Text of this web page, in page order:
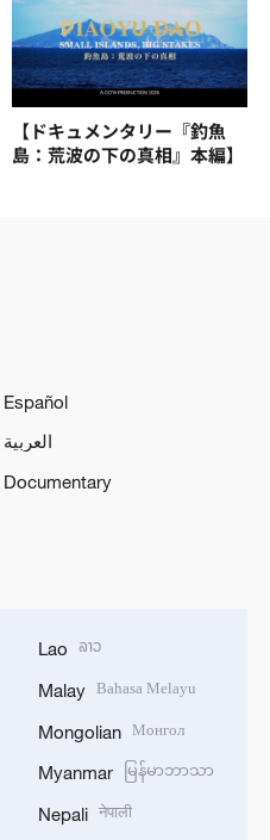
【ドキュメンタリー『釣魚
島：荒波の下の真相』本編】
Español
العربية
Documentary
Lao ລາວ
Malay Bahasa Melayu
Mongolian Монгол
Myanmar မြန်မာဘာသာ
Nepali नेपाली